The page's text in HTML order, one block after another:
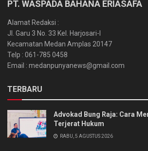
PT. WASPADA BAHANA ERIASAFA
Alamat Redaksi :
Jl. Garu 3 No. 33 Kel. Harjosari-I
Kecamatan Medan Amplas 20147
Telp : 061-785 0458
Email : medanpunyanews@gmail.com
TERBARU
Advokad Bung Raja: Cara
Terjerat Hukum
RABU, 5 AGUSTUS 2026